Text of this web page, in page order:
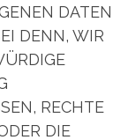
DATEN
DENN, WIR
RECHTE
DIE